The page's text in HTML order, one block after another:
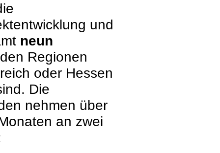
und
neun
Regionen
oder Hessen
Die
nehmen über
an zwei